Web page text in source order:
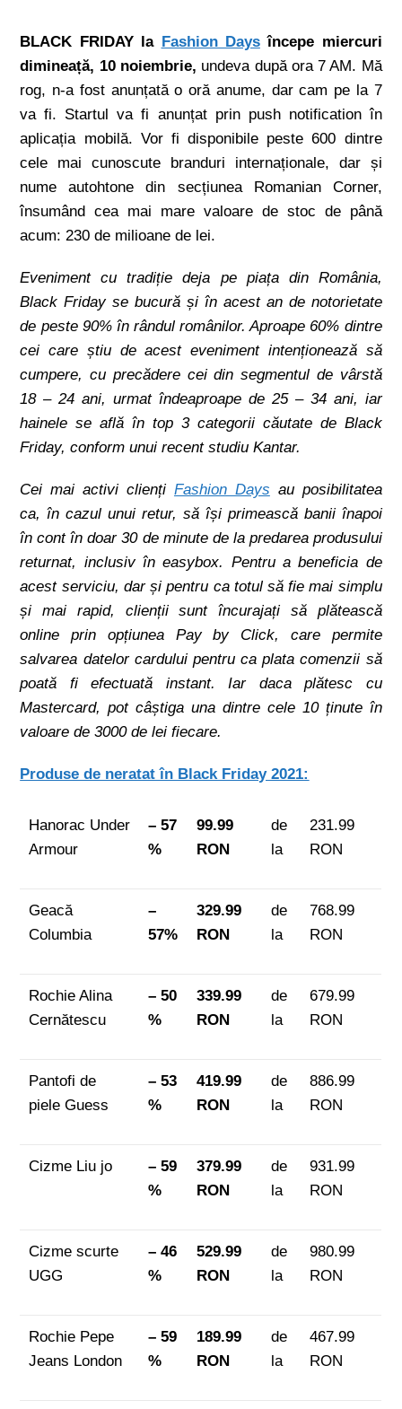
BLACK FRIDAY la Fashion Daysîncepe miercuri
dimineață, 10 noiembrie, undeva după ora 7 AM. Mă
rog, n-a fost anunțată o oră anume, dar cam pe la 7
va fi. Startul va fi anunțat prin push notification în
aplicația mobilă. Vor fi disponibile peste 600 dintre
cele mai cunoscute branduri internaționale, dar și
nume autohtone din secțiunea Romanian Corner,
însumând cea mai mare valoare de stoc de până
acum: 230 de milioane de lei.
Eveniment cu tradiție deja pe piața din România,
Black Friday se bucură și în acest an de notorietate
de peste 90% în rândul românilor. Aproape 60% dintre
cei care știu de acest eveniment intenționează să
cumpere, cu precădere cei din segmentul de vârstă
18 – 24 ani, urmat îndeaproape de 25 – 34 ani, iar
hainele se află în top 3 categorii căutate de Black
Friday, conform unui recent studiu Kantar.
Cei mai activi clienți Fashion Days au posibilitatea
ca, în cazul unui retur, să își primească banii înapoi
în cont în doar 30 de minute de la predarea produsului
returnat, inclusiv în easybox. Pentru a beneficia de
acest serviciu, dar și pentru ca totul să fie mai simplu
și mai rapid, clienții sunt încurajați să plătească
online prin opțiunea Pay by Click, care permite
salvarea datelor cardului pentru ca plata comenzii să
poată fi efectuată instant. Iar daca plătesc cu
Mastercard, pot câștiga una dintre cele 10 ținute în
valoare de 3000 de lei fiecare.
Produse de neratat în Black Friday 2021:
Hanorac Under
Armour
– 57
%
99.99
RON
de
la
231.99
RON
Geacă
Columbia
–
57%
329.99
RON
de
la
768.99
RON
Rochie Alina
Cernătescu
– 50
%
339.99
RON
de
la
679.99
RON
Pantofi de
piele Guess
– 53
%
419.99
RON
de
la
886.99
RON
Cizme Liu jo
– 59
%
379.99
RON
de
la
931.99
RON
Cizme scurte
UGG
– 46
%
529.99
RON
de
la
980.99
RON
Rochie Pepe
Jeans London
– 59
%
189.99
RON
de
la
467.99
RON